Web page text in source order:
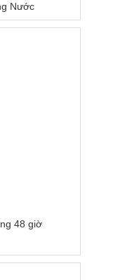
Nước
48 giờ